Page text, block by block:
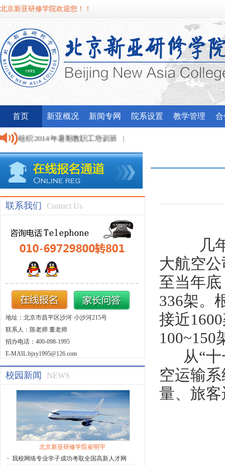
北京新亚研修学院欢迎您！！
首页 新亚概况 新闻专网 院系设置 教学管理
组织2014年暑期教职工培训班 |
联系我们 Contact Us
地址：北京市昌平区沙河·小沙河215号
联系人：陈老师 董老师
招办电话：400-098-1995
E-MAIL:bjxy1995@126.com
校园新闻 NEWS
北京新亚研修学院崔明宇
· 我校网络专业学子成功考取全国高新人才网
几年
大航空
至当年
336架。
接近
100~150
从“十
空运输
量、旅